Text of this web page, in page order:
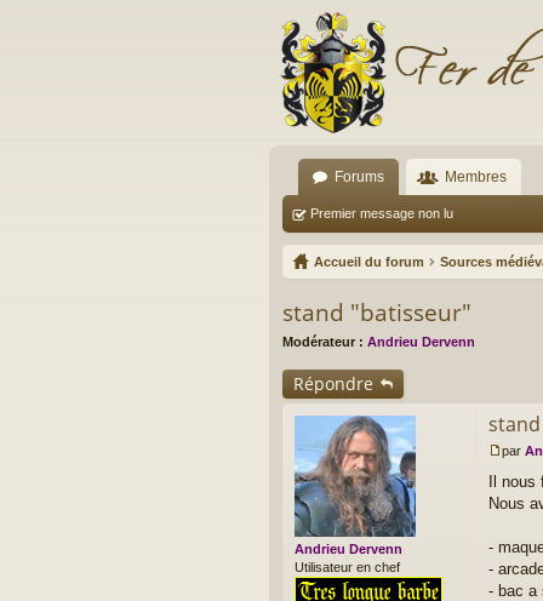
Forums Membres
Premier message non lu
Accueil du forum Sources
stand "batisseur"
Modérateur : Andrieu Dervenn
Répondre
Andrieu Dervenn
Utilisateur en chef
e
s
g
e
n
par
Il nous
Nous
-
-
- bac a